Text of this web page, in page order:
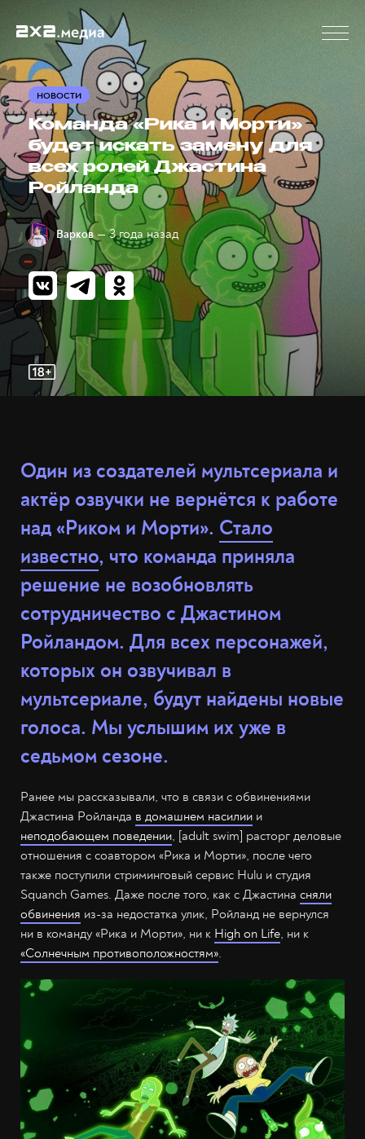
НОВОСТИ
Команда «Рика и Морти»
будет искать замену для
всех ролей Джастина
Ройланда
Варков — 3 года назад
Один из создателей мультсериала и
актёр озвучки не вернётся к работе
над «Риком и Морти». Стало
известно, что команда приняла
решение не возобновлять
сотрудничество с Джастином
Ройландом. Для всех персонажей,
которых он озвучивал в
мультсериале, будут найдены новые
голоса. Мы услышим их уже в
седьмом сезоне.
Ранее мы рассказывали, что в связи с обвинениями
Джастина Ройланда в домашнем насилии и
неподобающем поведении, [adult swim] расторг деловые
отношения с соавтором «Рика и Морти», после чего
также поступили стриминговый сервис Hulu и студия
Squanch Games. Даже после того, как с Джастина сняли
обвинения из-за недостатка улик, Ройланд не вернулся
ни в команду «Рика и Морти», ни к High on Life, ни к
«Солнечным противоположностям».